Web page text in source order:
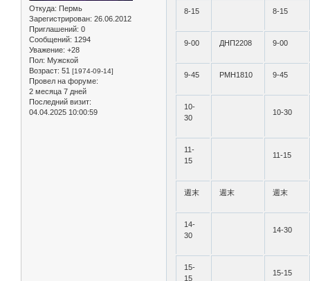
Откуда: Пермь
Зарегистрирован: 26.06.2012
Приглашений: 0
Сообщений: 1294
Уважение: +28
Пол: Мужской
Возраст: 51 [1974-09-14]
Провел на форуме:
2 месяца 7 дней
Последний визит:
04.04.2025 10:00:59
8-15 8-15
9-00 ДНП2208 9-00
9-45 РМН1810 9-45
10-
30
10-30
11-
15
11-15
週末 週末 週末
14-
30
14-30
15-
15
15-15